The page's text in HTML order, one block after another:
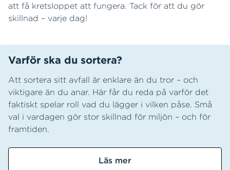
att få kretsloppet att fungera. Tack för att du gör
skillnad – varje dag!
Varför ska du sortera?
Att sortera sitt avfall är enklare än du tror – och
viktigare än du anar. Här får du reda på varför det
faktiskt spelar roll vad du lägger i vilken påse. Små
val i vardagen gör stor skillnad för miljön – och för
framtiden.
Läs mer